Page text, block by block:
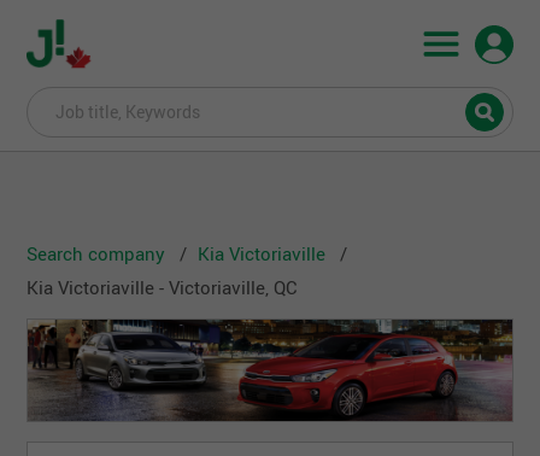
Search company
Kia Victoriaville
Kia Victoriaville - Victoriaville, QC